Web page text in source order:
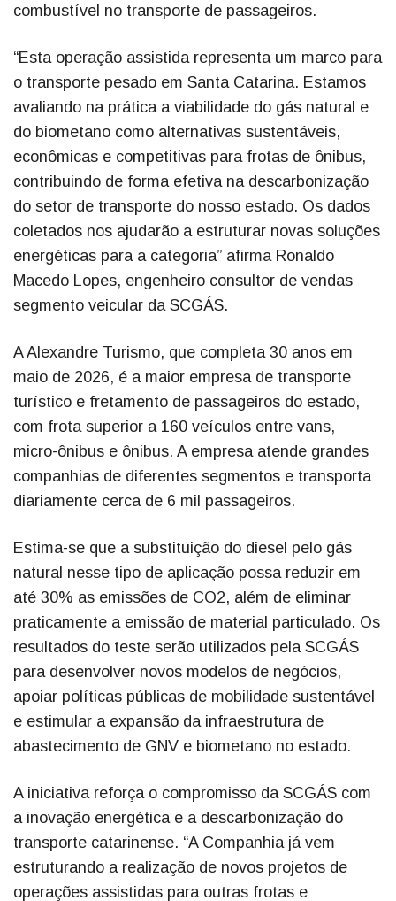
combustível no transporte de passageiros.
“Esta operação assistida representa um marco para
o transporte pesado em Santa Catarina. Estamos
avaliando na prática a viabilidade do gás natural e
do biometano como alternativas sustentáveis,
econômicas e competitivas para frotas de ônibus,
contribuindo de forma efetiva na descarbonização
do setor de transporte do nosso estado. Os dados
coletados nos ajudarão a estruturar novas soluções
energéticas para a categoria” afirma Ronaldo
Macedo Lopes, engenheiro consultor de vendas
segmento veicular da SCGÁS.
A Alexandre Turismo, que completa 30 anos em
maio de 2026, é a maior empresa de transporte
turístico e fretamento de passageiros do estado,
com frota superior a 160 veículos entre vans,
micro-ônibus e ônibus. A empresa atende grandes
companhias de diferentes segmentos e transporta
diariamente cerca de 6 mil passageiros.
Estima-se que a substituição do diesel pelo gás
natural nesse tipo de aplicação possa reduzir em
até 30% as emissões de CO2, além de eliminar
praticamente a emissão de material particulado. Os
resultados do teste serão utilizados pela SCGÁS
para desenvolver novos modelos de negócios,
apoiar políticas públicas de mobilidade sustentável
e estimular a expansão da infraestrutura de
abastecimento de GNV e biometano no estado.
A iniciativa reforça o compromisso da SCGÁS com
a inovação energética e a descarbonização do
transporte catarinense. “A Companhia já vem
estruturando a realização de novos projetos de
operações assistidas para outras frotas e